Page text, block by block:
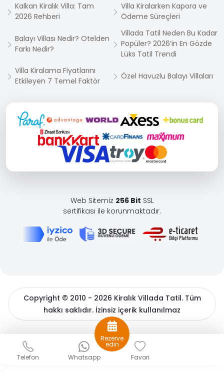
Kalkan Kiralık Villa: Tam
2026 Rehberi
Villa Kiralarken Kapora ve
Ödeme Süreçleri
Balayı Villası Nedir? Otelden
Farkı Nedir?
Villada Tatil Neden Bu Kadar
Popüler? 2026’in En Gözde
Lüks Tatil Trendi
Villa Kiralama Fiyatlarını
Etkileyen 7 Temel Faktör
Özel Havuzlu Balayı Villaları
Web Sitemiz 256 Bit SSL
sertifikası ile korunmaktadır.
Copyright © 2010 - 2026 Kiralık Villada Tatil. Tüm
hakkı saklıdır. İzinsiz içerik kullanılmaz
BöcekSoft
Telefon Whatsapp
Rezerve
edin
Favori